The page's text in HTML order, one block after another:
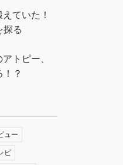
ていた！
探る
トピー、
？
ュー
ビ